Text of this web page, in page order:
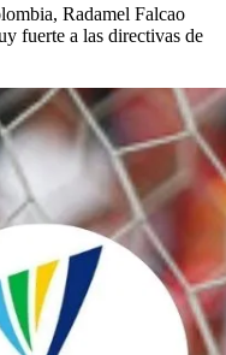
Radamel Falcao
fuerte a las directivas de